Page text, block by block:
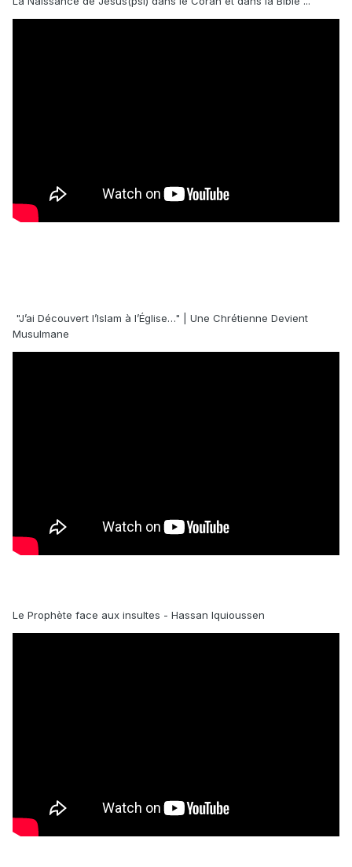
"J’ai Découvert l’Islam à l’Église…" | Une Chrétienne Devient
Musulmane
Le Prophète face aux insultes - Hassan Iquioussen